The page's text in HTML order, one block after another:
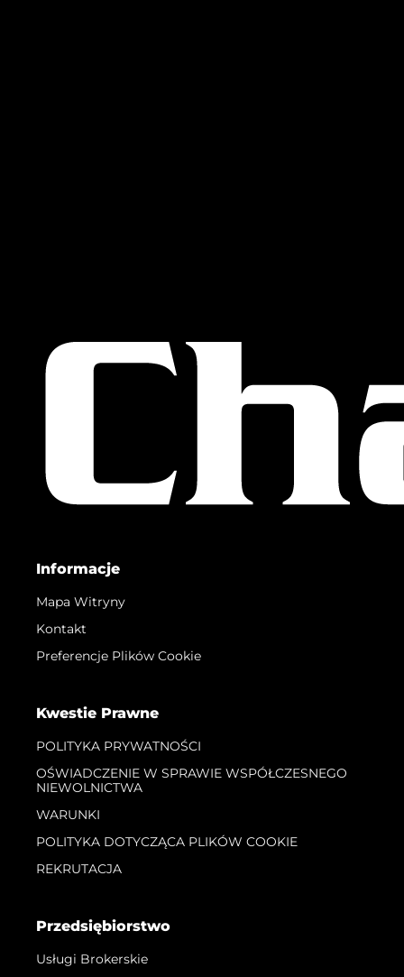
Informacje
Mapa Witryny
Kontakt
Preferencje Plików Cookie
Kwestie Prawne
POLITYKA PRYWATNOŚCI
OŚWIADCZENIE W SPRAWIE WSPÓŁCZESNEGO
NIEWOLNICTWA
WARUNKI
POLITYKA DOTYCZĄCA PLIKÓW COOKIE
REKRUTACJA
Przedsiębiorstwo
Usługi Brokerskie